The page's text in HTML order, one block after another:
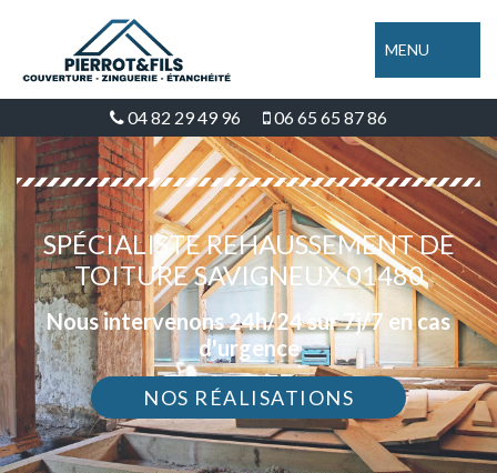
MENU
04 82 29 49 96 06 65 65 87 86
SPÉCIALISTE REHAUSSEMENT DE
TOITURE SAVIGNEUX 01480
Nous intervenons 24h/24 sur 7j/7 en cas
d'urgence
NOS RÉALISATIONS